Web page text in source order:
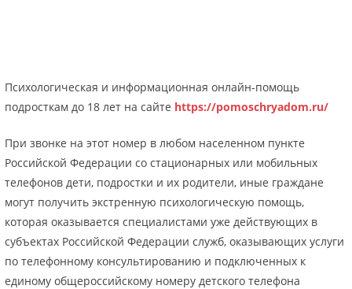
Психологическая и информационная онлайн-помощь
подросткам до 18 лет на сайте https://pomoschryadom.ru/
При звонке на этот номер в любом населенном пункте
Российской Федерации со стационарных или мобильных
телефонов дети, подростки и их родители, иные граждане
могут получить экстренную психологическую помощь,
которая оказывается специалистами уже действующих в
субъектах Российской Федерации служб, оказывающих услуги
по телефонному консультированию и подключенных к
единому общероссийскому номеру детского телефона